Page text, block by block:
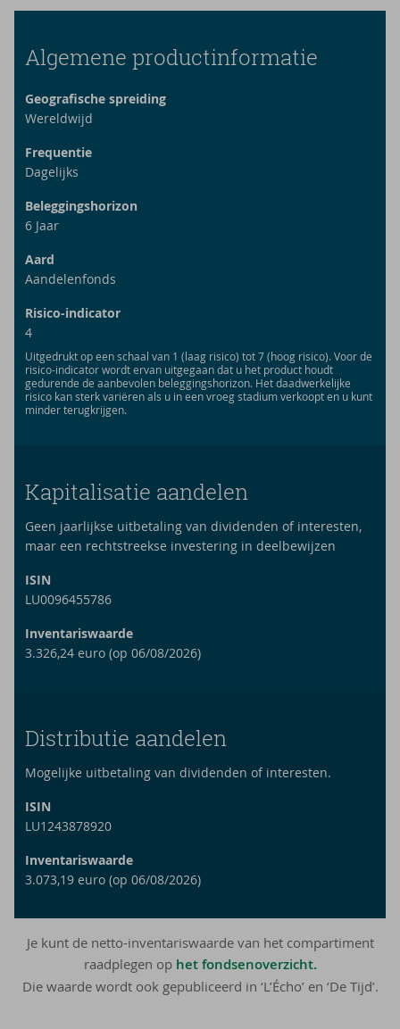
Algemene productinformatie
Geografische spreiding
Wereldwijd
Frequentie
Dagelijks
Beleggingshorizon
6 Jaar
Aard
Aandelenfonds
Risico-indicator
4
Uitgedrukt op een schaal van 1 (laag risico) tot 7 (hoog risico). Voor de
risico-indicator wordt ervan uitgegaan dat u het product houdt
gedurende de aanbevolen beleggingshorizon. Het daadwerkelijke
risico kan sterk variëren als u in een vroeg stadium verkoopt en u kunt
minder terugkrijgen.
Kapitalisatie aandelen
Geen jaarlijkse uitbetaling van dividenden of interesten,
maar een rechtstreekse investering in deelbewijzen
ISIN
LU0096455786
Inventariswaarde
3.326,24 euro (op 06/08/2026)
Distributie aandelen
Mogelijke uitbetaling van dividenden of interesten.
ISIN
LU1243878920
Inventariswaarde
3.073,19 euro (op 06/08/2026)
Je kunt de netto-inventariswaarde van het compartiment
raadplegen op het fondsenoverzicht.
Die waarde wordt ook gepubliceerd in ‘L’Écho’ en ‘De Tijd’.